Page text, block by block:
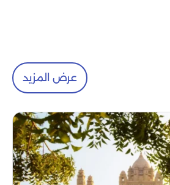
عرض المزيد